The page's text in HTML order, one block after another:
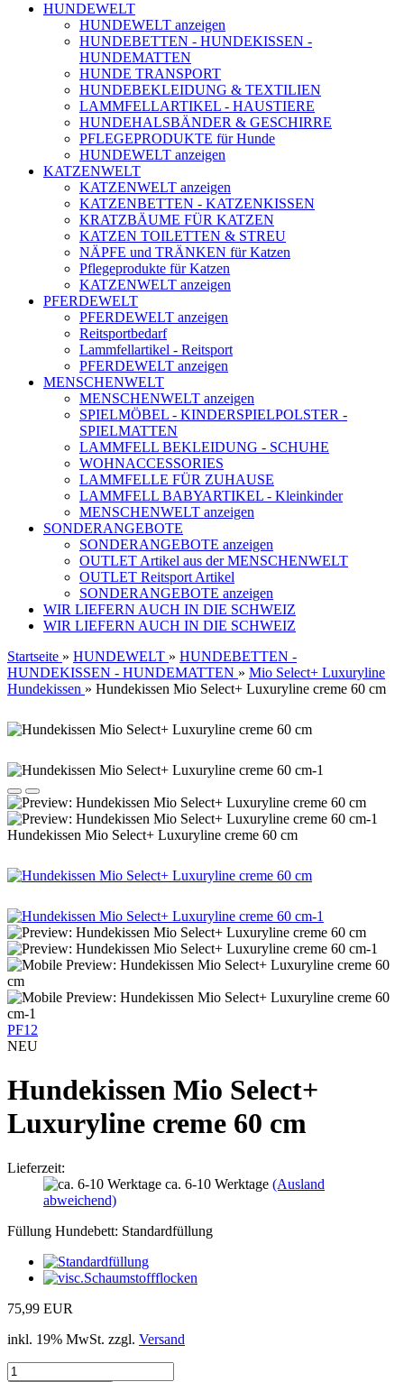
HUNDEWELT
HUNDEWELT anzeigen
HUNDEBETTEN - HUNDEKISSEN -
HUNDEMATTEN
HUNDE TRANSPORT
HUNDEBEKLEIDUNG & TEXTILIEN
LAMMFELLARTIKEL - HAUSTIERE
HUNDEHALSBÄNDER & GESCHIRRE
PFLEGEPRODUKTE für Hunde
HUNDEWELT anzeigen
KATZENWELT
KATZENWELT anzeigen
KATZENBETTEN - KATZENKISSEN
KRATZBÄUME FÜR KATZEN
KATZEN TOILETTEN & STREU
NÄPFE und TRÄNKEN für Katzen
Pflegeprodukte für Katzen
KATZENWELT anzeigen
PFERDEWELT
PFERDEWELT anzeigen
Reitsportbedarf
Lammfellartikel - Reitsport
PFERDEWELT anzeigen
MENSCHENWELT
MENSCHENWELT anzeigen
SPIELMÖBEL - KINDERSPIELPOLSTER -
SPIELMATTEN
LAMMFELL BEKLEIDUNG - SCHUHE
WOHNACCESSORIES
LAMMFELLE FÜR ZUHAUSE
LAMMFELL BABYARTIKEL - Kleinkinder
MENSCHENWELT anzeigen
SONDERANGEBOTE
SONDERANGEBOTE anzeigen
OUTLET Artikel aus der MENSCHENWELT
OUTLET Reitsport Artikel
SONDERANGEBOTE anzeigen
WIR LIEFERN AUCH IN DIE SCHWEIZ
WIR LIEFERN AUCH IN DIE SCHWEIZ
Startseite » HUNDEWELT » HUNDEBETTEN -
HUNDEKISSEN - HUNDEMATTEN » Mio Select+ Luxuryline
Hundekissen » Hundekissen Mio Select+ Luxuryline creme 60 cm
Hundekissen Mio Select+ Luxuryline creme 60 cm
PF12
NEU
Hundekissen Mio Select+
Luxuryline creme 60 cm
Lieferzeit:
ca. 6-10 Werktage (Ausland
abweichend)
Füllung Hundebett: Standardfüllung
75,99 EUR
inkl. 19% MwSt. zzgl. Versand